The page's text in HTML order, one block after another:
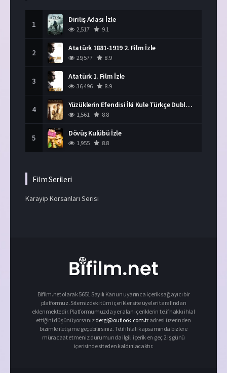
1 Diriliş Adası İzle
2,517 9.1
2 Atatürk 1881-1919 2. Film İzle
29,577 8.9
3 Atatürk 1. Film İzle
36,496 8.9
4 Yüzüklerin Efendisi İki Kule Türkçe Dublaj İzle
1,561 8.8
5 Dövüş Kulübü İzle
1,955 8.8
Film Serileri
Karayip Korsanları Serisi
Bifilm.net olarak 5651 Sayılı Kanun uyarınca içerik sağlayıcı bir
platformuz. Sitemizdeki tüm içerikler site üyeleri tarafından
eklenmektedir. Platformumuzda yer alan içeriklerin telif hakkı ihlal
ettiğini düşünüyorsanızdergi@outlook.com.tr adresi üzerinden
bizimle iletişime geçebilirsiniz. Telif ihlali kapsamında bizlere
müracaat etmeniz durumunda ilgili içerik en geç 2 iş günü
içerisinde siteden kaldırılacaktır.